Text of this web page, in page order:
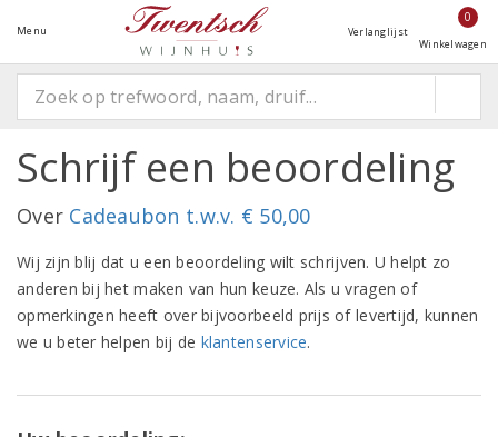
Menu Verlanglijst
0
Winkelwagen
Schrijf een beoordeling
Over Cadeaubon t.w.v. € 50,00
Wij zijn blij dat u een beoordeling wilt schrijven. U helpt zo
anderen bij het maken van hun keuze. Als u vragen of
opmerkingen heeft over bijvoorbeeld prijs of levertijd, kunnen
we u beter helpen bij de klantenservice.